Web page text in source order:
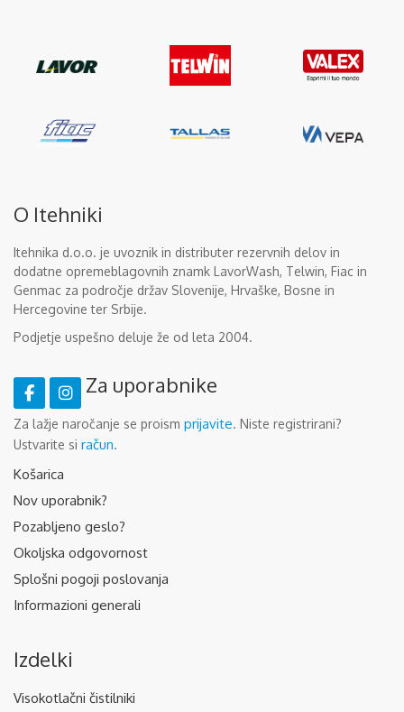
O Itehniki
Itehnika d.o.o. je uvoznik in distributer rezervnih delov in
dodatne opremeblagovnih znamk LavorWash, Telwin, Fiac in
Genmac za področje držav Slovenije, Hrvaške, Bosne in
Hercegovine ter Srbije.
Podjetje uspešno deluje že od leta 2004.
Za uporabnike
Za lažje naročanje se proism prijavite. Niste registrirani?
Ustvarite si račun.
Košarica
Nov uporabnik?
Pozabljeno geslo?
Okoljska odgovornost
Splošni pogoji poslovanja
Informazioni generali
Izdelki
Visokotlačni čistilniki